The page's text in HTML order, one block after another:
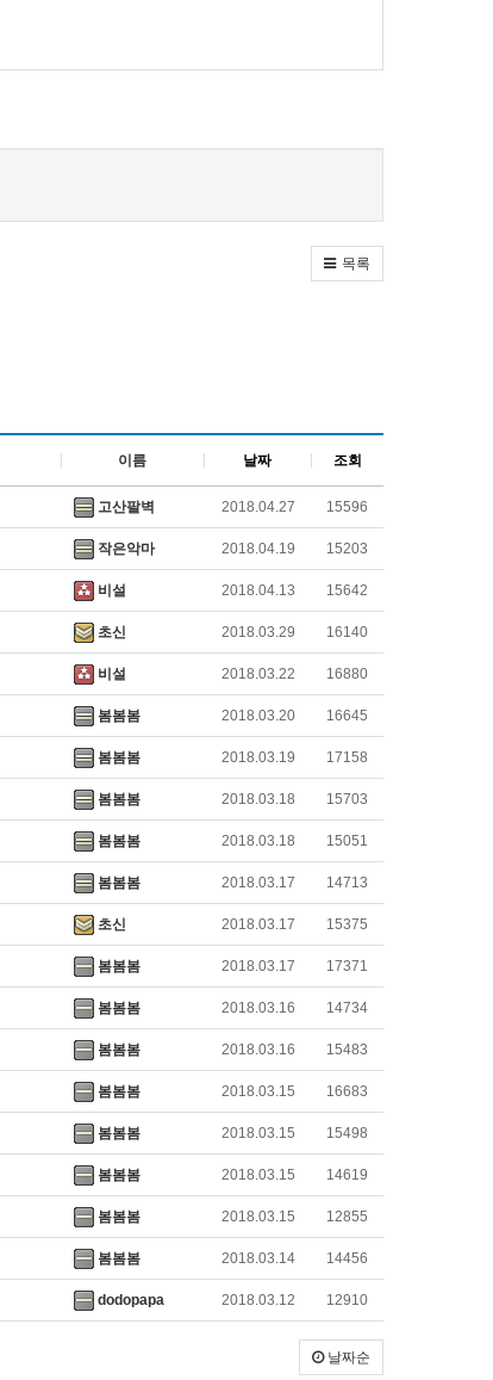
목록
이름 날짜 조회
고산팔벽 2018.04.27 15596
작은악마 2018.04.19 15203
비설 2018.04.13 15642
초신 2018.03.29 16140
비설 2018.03.22 16880
봄봄봄 2018.03.20 16645
봄봄봄 2018.03.19 17158
봄봄봄 2018.03.18 15703
봄봄봄 2018.03.18 15051
봄봄봄 2018.03.17 14713
초신 2018.03.17 15375
봄봄봄 2018.03.17 17371
봄봄봄 2018.03.16 14734
봄봄봄 2018.03.16 15483
봄봄봄 2018.03.15 16683
봄봄봄 2018.03.15 15498
봄봄봄 2018.03.15 14619
봄봄봄 2018.03.15 12855
봄봄봄 2018.03.14 14456
dodopapa 2018.03.12 12910
날짜순